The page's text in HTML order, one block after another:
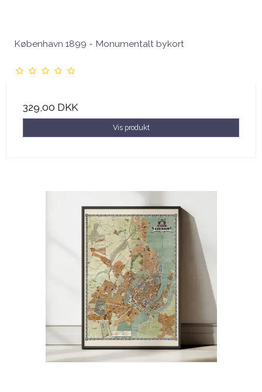
København 1899 - Monumentalt bykort
329,00 DKK
Vis produkt